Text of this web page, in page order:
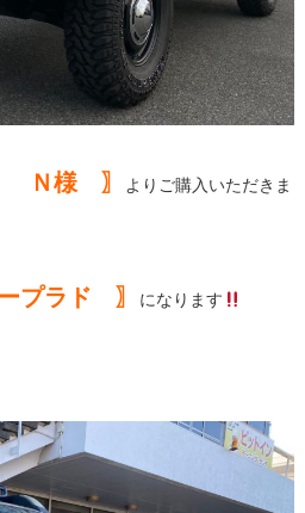
Ｎ様 〗
よりご購入いただきま
プラド 〗 になります